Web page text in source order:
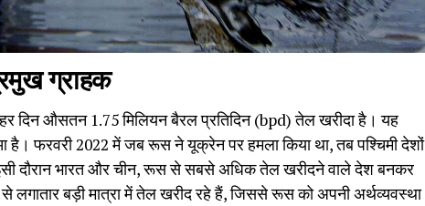
ग्राहक
दिन औसतन 1.75 मिलियन बैरल प्रतिदिन (bpd) तेल खरीदा है। यह
है। फरवरी 2022 में जब रूस ने यूक्रेन पर हमला किया था, तब पश्चिमी देशों
दौरान भारत और चीन, रूस से सबसे अधिक तेल खरीदने वाले देश बनकर
बड़ी मात्रा में तेल खरीद रहे हैं, जिससे रूस को अपनी अर्थव्यवस्था